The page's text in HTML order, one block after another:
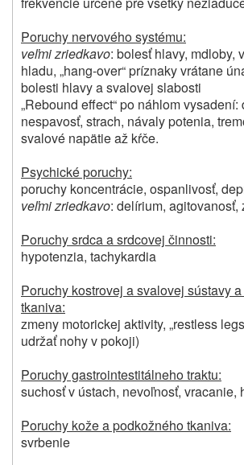
Poruchy nervového systému:
veľmi zriedkavo: bolesť hlavy, mdloby,
hladu, „hang-over“ príznaky vrátane
bolesti hlavy a svalovej slabosti
„Rebound effect“ po náhlom vysadení:
nespavosť, strach, návaly potenia,
svalové napätie až kŕče.
Psychické poruchy:
poruchy koncentrácie, ospanlivosť,
veľmi zriedkavo: delírium, agitovanosť,
Poruchy srdca a srdcovej činnosti:
hypotenzia, tachykardia
Poruchy kostrovej a svalovej sústavy
tkaniva:
zmeny motorickej aktivity, „restless
udržať nohy v pokoji)
Poruchy gastrointestitálneho traktu:
suchosť v ústach, nevoľnosť, vracanie,
Poruchy kože a podkožného tkaniva:
svrbenie